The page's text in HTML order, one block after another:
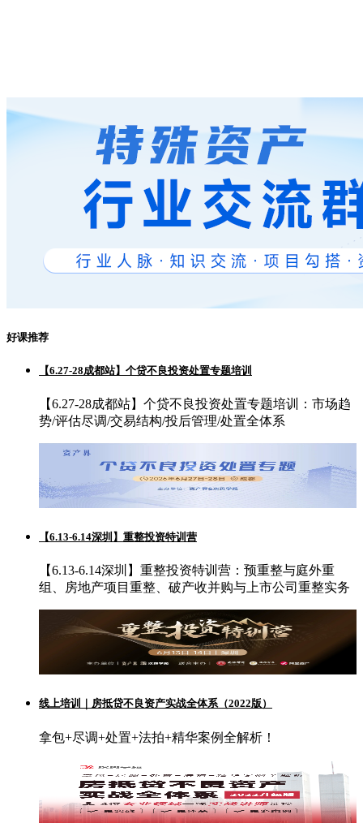
好课推荐
【6.27-28成都站】个贷不良投资处置专题培训
【6.27-28成都站】个贷不良投资处置专题培训：市场趋
势/评估尽调/交易结构/投后管理/处置全体系
【6.13-6.14深圳】重整投资特训营
【6.13-6.14深圳】重整投资特训营：预重整与庭外重
组、房地产项目重整、破产收并购与上市公司重整实务
线上培训｜房抵贷不良资产实战全体系（2022版）
拿包+尽调+处置+法拍+精华案例全解析！